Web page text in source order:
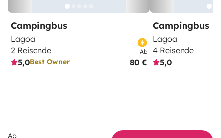
Campingbus
Lagoa
2 Reisende
5,0Best Owner
Ab
80 €
Campingbus
Lagoa
4 Reisende
5,0
Ab